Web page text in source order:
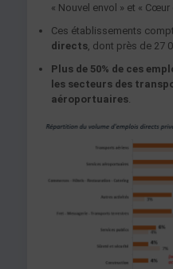
« Nouvel envol » et « Cœur
Ces établissements
directs, dont près de 27
Plus de 50% de ces
les secteurs des
aéroportuaires.